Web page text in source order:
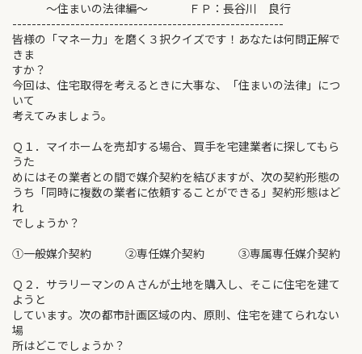
～住まいの法律編～ ＦＰ：長谷川 良行
--------------------------------------------------------
皆様の「マネー力」を磨く３択クイズです！あなたは何問正解で
きま
すか？
今回は、住宅取得を考えるときに大事な、「住まいの法律」につ
いて
考えてみましょう。
Ｑ１．マイホームを売却する場合、買手を宅建業者に探してもら
うた
めにはその業者との間で媒介契約を結びますが、次の契約形態の
うち「同時に複数の業者に依頼することができる」契約形態はど
れ
でしょうか？
①一般媒介契約 ②専任媒介契約 ③専属専任媒介契約
Ｑ２．サラリーマンのＡさんが土地を購入し、そこに住宅を建て
ようと
しています。次の都市計画区域の内、原則、住宅を建てられない
場
所はどこでしょうか？